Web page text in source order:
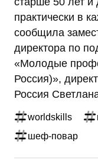
практически в
сообщила
директора по
«Молодые
Россия)»,
Россия
worldskills
шеф-повар